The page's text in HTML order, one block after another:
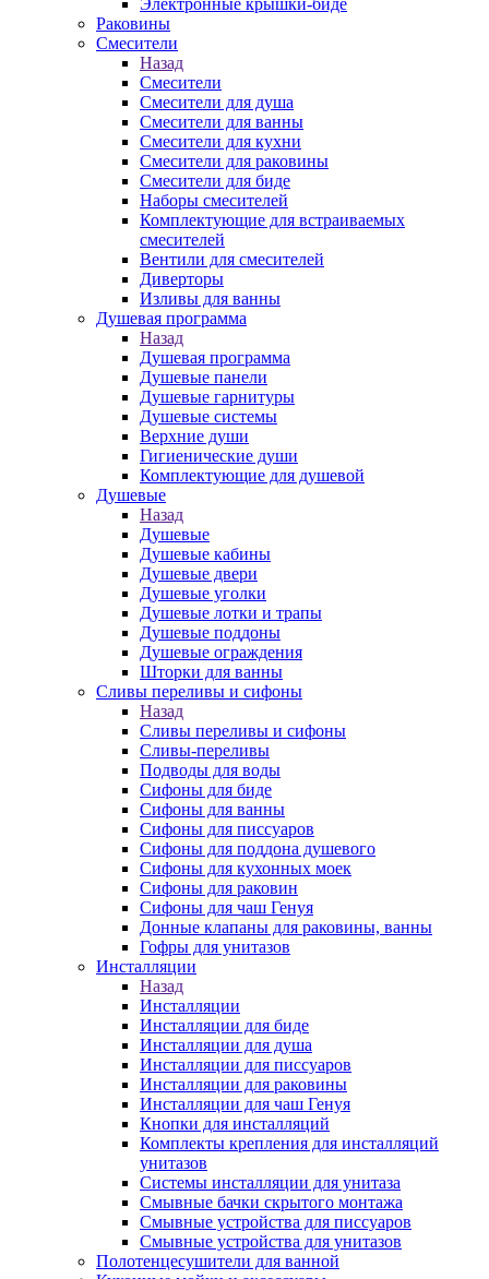
Электронные крышки-биде
Раковины
Смесители
Назад
Смесители
Смесители для душа
Смесители для ванны
Смесители для кухни
Смесители для раковины
Смесители для биде
Наборы смесителей
Комплектующие для встраиваемых
смесителей
Вентили для смесителей
Диверторы
Изливы для ванны
Душевая программа
Назад
Душевая программа
Душевые панели
Душевые гарнитуры
Душевые системы
Верхние души
Гигиенические души
Комплектующие для душевой
Душевые
Назад
Душевые
Душевые кабины
Душевые двери
Душевые уголки
Душевые лотки и трапы
Душевые поддоны
Душевые ограждения
Шторки для ванны
Сливы переливы и сифоны
Назад
Сливы переливы и сифоны
Сливы-переливы
Подводы для воды
Сифоны для биде
Сифоны для ванны
Сифоны для писсуаров
Сифоны для поддона душевого
Сифоны для кухонных моек
Сифоны для раковин
Сифоны для чаш Генуя
Донные клапаны для раковины, ванны
Гофры для унитазов
Инсталляции
Назад
Инсталляции
Инсталляции для биде
Инсталляции для душа
Инсталляции для писсуаров
Инсталляции для раковины
Инсталляции для чаш Генуя
Кнопки для инсталляций
Комплекты крепления для инсталляций
унитазов
Системы инсталляции для унитаза
Смывные бачки скрытого монтажа
Смывные устройства для писсуаров
Смывные устройства для унитазов
Полотенцесушители для ванной